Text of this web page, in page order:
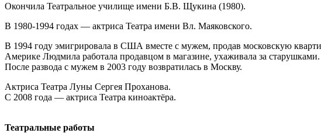
Окончила Театральное училище имени Б.В. Щукина (1980).
В 1980-1994 годах — актриса Театра имени Вл. Маяковского.
В 1994 году эмигрировала в США вместе с мужем, продав московскую
Америке Людмила работала продавцом в магазине, ухаживала за старушками.
После развода с мужем в 2003 году возвратилась в Москву.
Актриса Театра Луны Сергея Проханова.
С 2008 года — актриса Театра киноактёра.
Театральные работы